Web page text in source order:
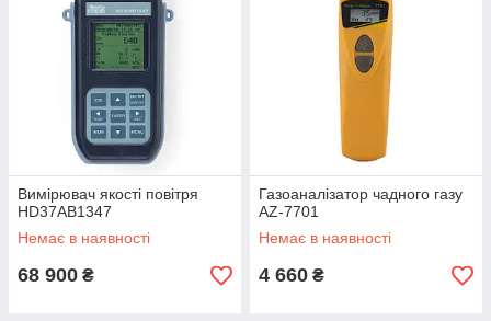
Вимірювач якості повітря
HD37AB1347
Немає в наявності
68 900 ₴
Газоаналізатор чадного газу
AZ-7701
Немає в наявності
4 660 ₴